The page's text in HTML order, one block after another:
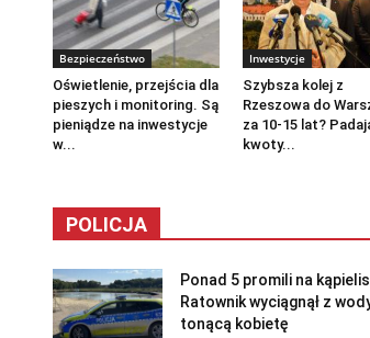
Bezpieczeństwo
Oświetlenie, przejścia dla
pieszych i monitoring. Są
pieniądze na inwestycje
w...
Inwestycje
Szybsza kolej z
Rzeszowa do
za 10-15 lat?
kwoty...
POLICJA
Ponad 5 promili na
Ratownik wyciągnął z
tonącą kobietę